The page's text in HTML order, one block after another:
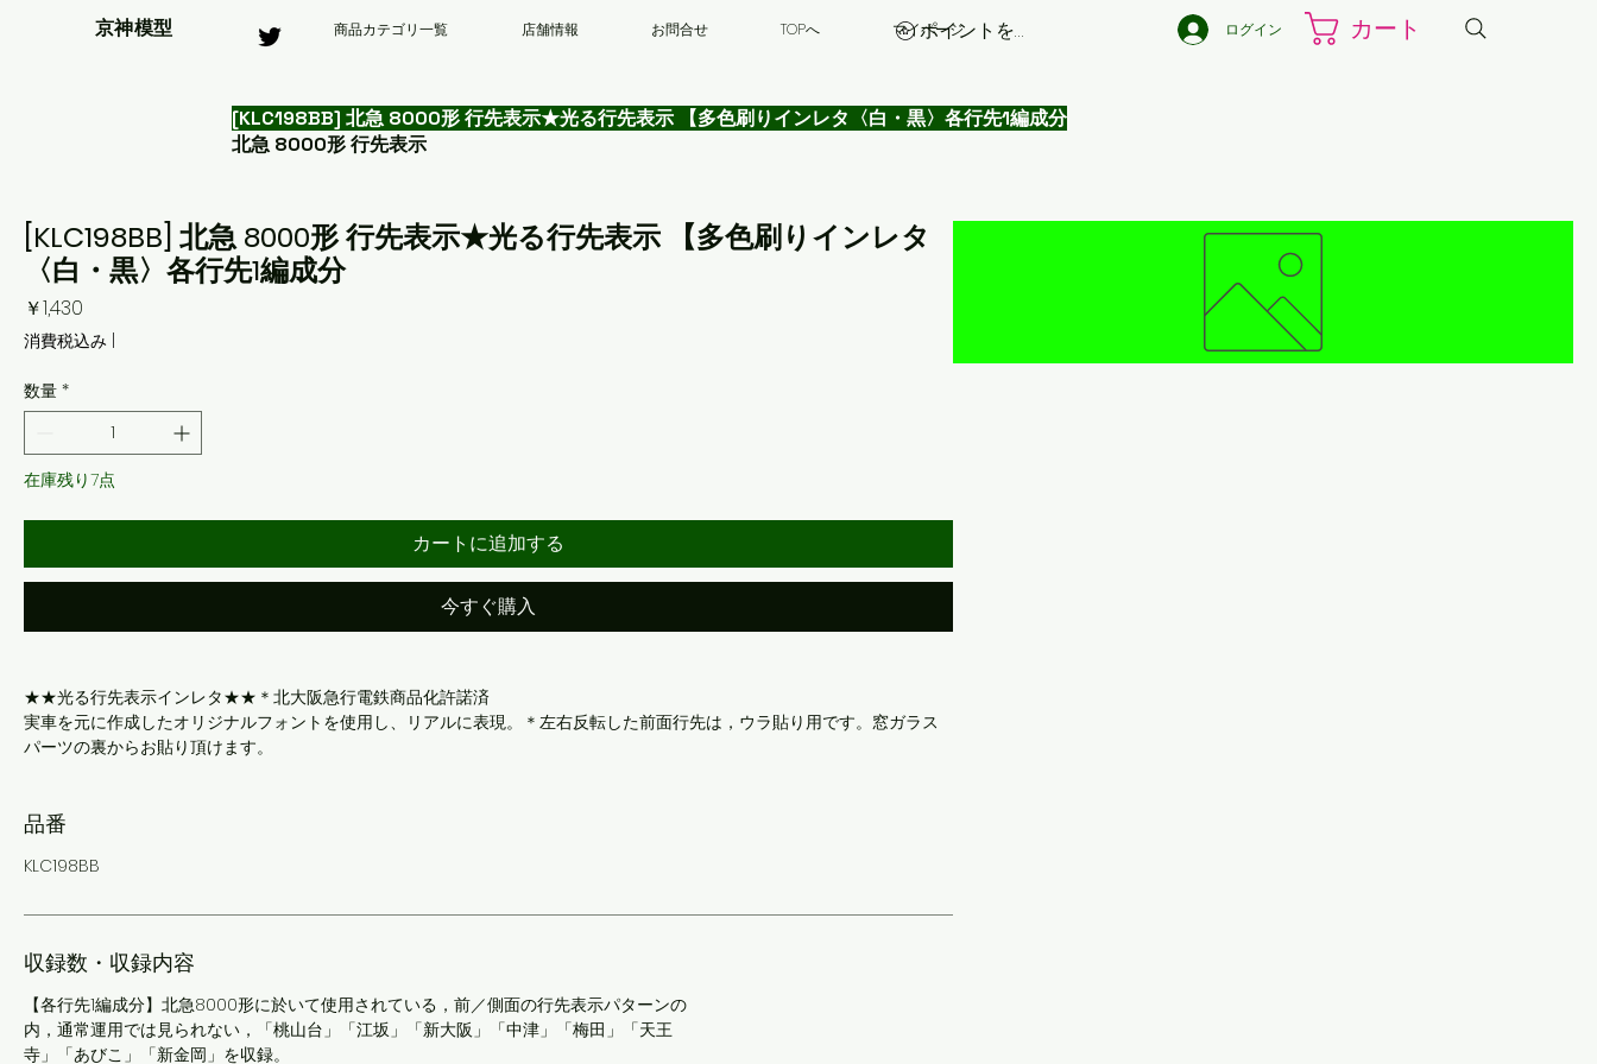
京神模型 ログイン
ポイントを表示 カート
商品カテゴリ一覧 店舗情報 お問合せ TOPへ マイページ
[KLC198BB] 北急 8000形 行先表示★光る行先表示 【多色刷りインレタ〈白・黒〉各行先1編成分
北急 8000形 行先表示
[KLC198BB] 北急 8000形 行先表示★光る行先表示 【多色刷りインレタ
〈白・黒〉各行先1編成分
￥1,430
格
消費税込み
数量 *
在庫残り7点
カートに追加する
今すぐ購入
★★光る行先表示インレタ★★＊北大阪急行電鉄商品化許諾済
実車を元に作成したオリジナルフォントを使用し、リアルに表現。＊左右反転した前面行先は，ウラ貼り用です。窓ガラス
パーツの裏からお貼り頂けます。
品番
KLC198BB
収録数・収録内容
【各行先1編成分】北急8000形に於いて使用されている，前／側面の行先表示パターンの
内，通常運用では見られない，「桃山台」「江坂」「新大阪」「中津」「梅田」「天王
寺」「あびこ」「新金岡」を収録。